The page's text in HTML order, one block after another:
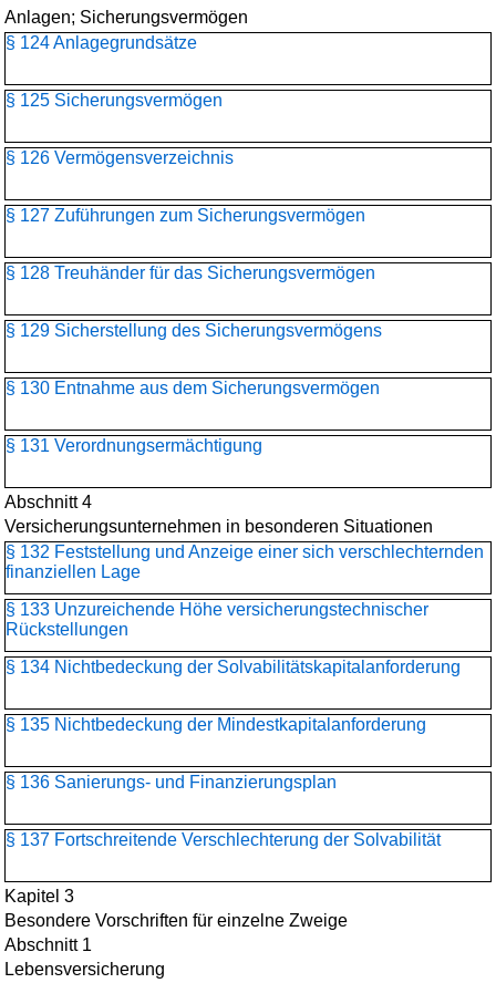
Anlagen; Sicherungsvermögen
§ 124 Anlagegrundsätze
§ 125 Sicherungsvermögen
§ 126 Vermögensverzeichnis
§ 127 Zuführungen zum Sicherungsvermögen
§ 128 Treuhänder für das Sicherungsvermögen
§ 129 Sicherstellung des Sicherungsvermögens
§ 130 Entnahme aus dem Sicherungsvermögen
§ 131 Verordnungsermächtigung
Abschnitt 4
Versicherungsunternehmen in besonderen Situationen
§ 132 Feststellung und Anzeige einer sich verschlechternden
finanziellen Lage
§ 133 Unzureichende Höhe versicherungstechnischer
Rückstellungen
§ 134 Nichtbedeckung der Solvabilitätskapitalanforderung
§ 135 Nichtbedeckung der Mindestkapitalanforderung
§ 136 Sanierungs- und Finanzierungsplan
§ 137 Fortschreitende Verschlechterung der Solvabilität
Kapitel 3
Besondere Vorschriften für einzelne Zweige
Abschnitt 1
Lebensversicherung